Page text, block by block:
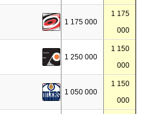
1 175 000
1 175
000
1 250 000
1 150
000
1 050 000
1 150
000